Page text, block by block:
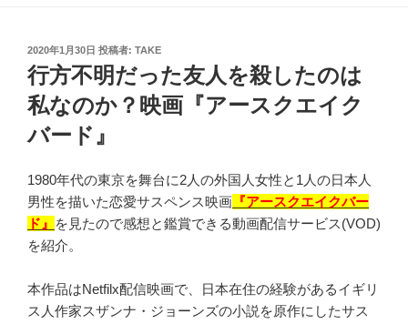
投
稿
日:
2020年1月30日 投稿者: TAKE
行方不明だった友人を殺したのは
私なのか？映画『アースクエイク
バード』
1980年代の東京を舞台に2人の外国人女性と1人の日本人
男性を描いた恋愛サスペンス映画 『アースクエイクバー
ド』 を見たので感想と鑑賞できる動画配信サービス(VOD)
を紹介。
本作品はNetfilx配信映画で、日本在住の経験があるイギリ
ス人作家スザンナ・ジョーンズの小説を原作にしたサス